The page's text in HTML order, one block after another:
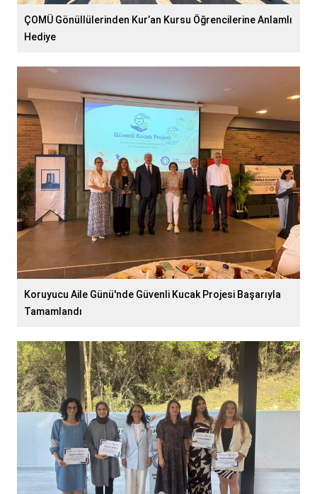
ÇOMÜ Gönüllülerinden Kur’an Kursu Öğrencilerine Anlamlı
Hediye
Koruyucu Aile Günü'nde Güvenli Kucak Projesi Başarıyla
Tamamlandı